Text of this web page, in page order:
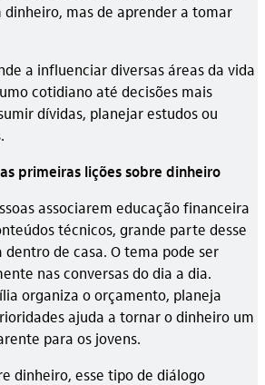
mas de aprender a tomar
a influenciar diversas áreas da vida
cotidiano até decisões mais
dívidas, planejar estudos ou
primeiras lições sobre dinheiro
associarem educação financeira
técnicos, grande parte desse
de casa. O tema pode ser
nas conversas do dia a dia.
organiza o orçamento, planeja
ajuda a tornar o dinheiro um
para os jovens.
dinheiro, esse tipo de diálogo